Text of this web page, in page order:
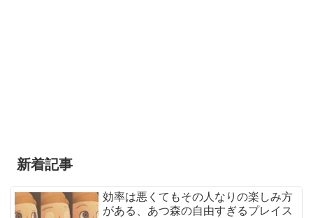
新着記事
効率は悪くてもその人なりの楽しみ方
がある、あつ森の自由すぎるプレイス